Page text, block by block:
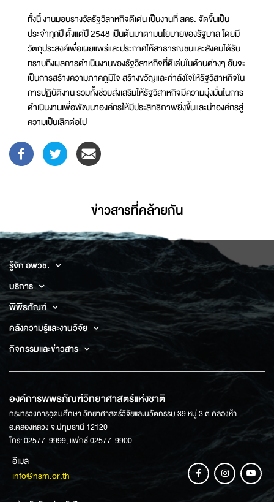
ทั้งนี้ งานมอบรางวัลรัฐวิสาหกิจดีเด่น เป็นงานที่ สคร. จัดขึ้นเป็น
ประจำทุกปี ตั้งแต่ปี 2548 เป็นต้นมาตามนโยบายของรัฐบาล โดยมี
วัตถุประสงค์เพื่อเผยแพร่และประกาศให้สาธารณชนและสังคมได้รับ
ทราบถึงผลการดำเนินงานของรัฐวิสาหกิจที่ดีเด่นในด้านต่างๆ อันจะ
เป็นการสร้างความภาคภูมิใจ สร้างขวัญและกำลังใจให้รัฐวิสาหกิจใน
การปฏิบัติงาน รวมทั้งช่วยส่งเสริมให้รัฐวิสาหกิจมีความมุ่งมั่นในการ
ดำเนินงานเพื่อพัฒนาองค์กรให้มีประสิทธิภาพยิ่งขึ้นและนำองค์กรสู่
ความเป็นเลิศต่อไป
ข่าวสารที่่คล้ายกัน
รู้จัก อพวช.
บริการ
พิพิธภัณฑ์
คลังความรู้และงานวิจัย
กิจกรรมและข่าวสาร
องค์การพิพิธภัณฑ์วิทยาศาสตร์แห่งชาติ
กระทรวงการอุดมศึกษา วิทยาศาสตร์วิจัยและนวัตกรรม 39 หมู่ 3 ต.คลองห้า
อ.คลองหลวง จ.ปทุมธานี 12120
โทร: 02577-9999, แฟกซ์ 02577-9900
อีเมล
info@nsm.or.th